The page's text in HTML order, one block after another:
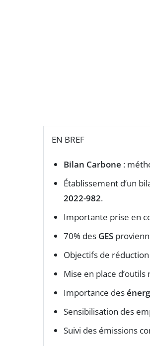
EN BREF
Bilan Carbone :
Établissement d’un
2022-982.
Importante prise en
70% des GES
Objectifs de réduction
Mise en place
Importance des
Sensibilisation des
Suivi des émissions